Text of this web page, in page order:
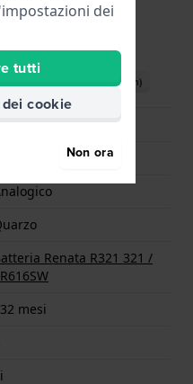
(Vedi specifiche)
Scarica il manuale (English)
Renata R321 321 /
mesi
dei
tutti
cookie
Non ora